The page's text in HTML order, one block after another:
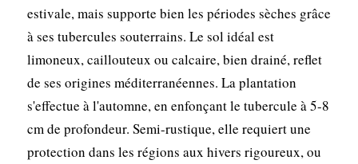
estivale, mais supporte bien les périodes sèches grâce
à ses tubercules souterrains. Le sol idéal est
limoneux, caillouteux ou calcaire, bien drainé, reflet
de ses origines méditerranéennes. La plantation
s'effectue à l'automne, en enfonçant le tubercule à 5-8
cm de profondeur. Semi-rustique, elle requiert une
protection dans les régions aux hivers rigoureux, ou